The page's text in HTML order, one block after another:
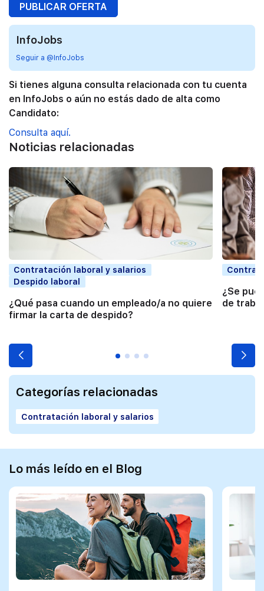
PUBLICAR OFERTA
InfoJobs
Seguir a @InfoJobs
Si tienes alguna consulta relacionada con tu cuenta
en InfoJobs o aún no estás dado de alta como
Candidato:
Consulta aquí.
Noticias relacionadas
Contratación laboral y salarios
Despido laboral
¿Qué pasa cuando un empleado/a no quiere
firmar la carta de despido?
¿Se
de
Categorías relacionadas
Contratación laboral y salarios
Lo más leído en el Blog